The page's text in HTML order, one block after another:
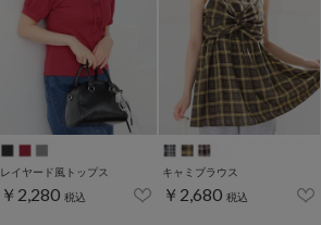
レイヤード風トップス
￥2,280 税込
キャミブラウス
￥2,680 税込